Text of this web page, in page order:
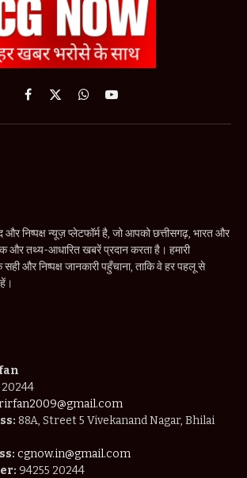
Facebook
X
WhatsApp
YouTube
निष्पक्ष न्यूज़ प्लेटफॉर्म है, जो आपको छत्तीसगढ़, भारत और
और तथ्य-आधारित खबरें प्रदान करता है। हमारी
और निष्पक्ष जानकारी पहुँचाना, ताकि वे हर पहलू से
20244
88A, Street 5 Vivekanand Nagar, Bhilai
cgnow.in@gmail.com
94255 20244